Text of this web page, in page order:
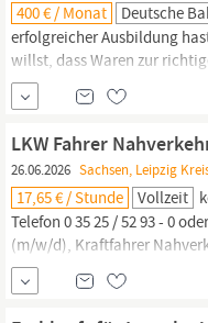
400 € / Monat Deutsche
erfolgreicher Ausbildung
willst, dass Waren zur
ist die Ausbildung in der
Zum 1. September 2027
Umschlaggesellschaft
LKW Fahrer
26.06.2026 Sachsen, Leipzig
17,65 € / Stunde Vollzeit
Telefon 0 35 25 / 52 93 - 0
(m/w/d), Kraftfahrer
Kurzstrecke (m/w/d),
Lagerlogistik (m/w/d),
Logistikmitarbeiter (m/w/d)